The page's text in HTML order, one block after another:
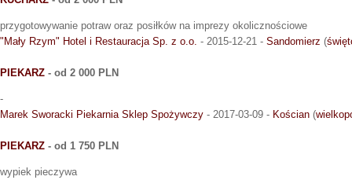
przygotowywanie potraw oraz posiłków na imprezy okolicznościowe
"Mały Rzym" Hotel i Restauracja Sp. z o.o. - 2015-12-21 - Sandomierz (
PIEKARZ - od 2 000 PLN
-
Marek Sworacki Piekarnia Sklep Spożywczy - 2017-03-09 - Kościan (
PIEKARZ - od 1 750 PLN
wypiek pieczywa